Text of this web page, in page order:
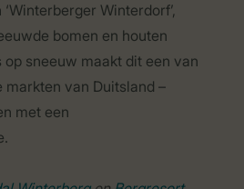
Winterdorf’,
bomen en houten
op sneeuw maakt dit een van
van Duitsland –
met een